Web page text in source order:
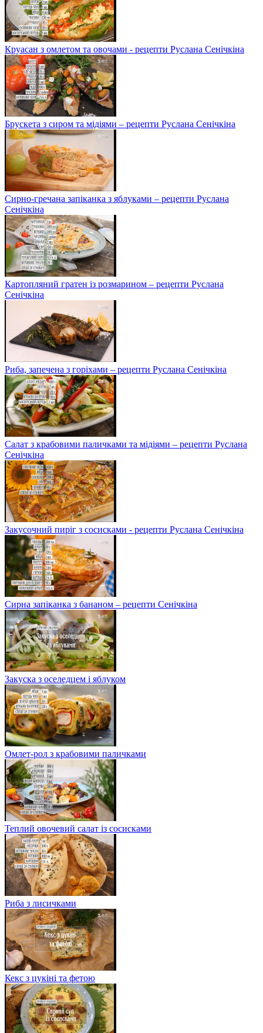
Круасан з омлетом та овочами - рецепти Руслана Сенічкіна
Брускета з сиром та мідіями – рецепти Руслана Сенічкіна
Сирно-гречана запіканка з яблуками – рецепти Руслана
Сенічкіна
Картопляний гратен із розмарином – рецепти Руслана
Сенічкіна
Риба, запечена з горіхами – рецепти Руслана Сенічкіна
Салат з крабовими паличками та мідіями – рецепти Руслана
Сенічкіна
Закусочний пиріг з сосисками - рецепти Руслана Сенічкіна
Сирна запіканка з бананом – рецепти Сенічкіна
Закуска з оселедцем і яблуком
Омлет-рол з крабовими паличками
Теплий овочевий салат із сосисками
Риба з лисичками
Кекс з цукіні та фетою